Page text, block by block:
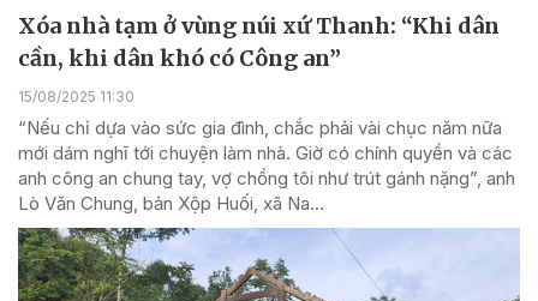
Xóa nhà tạm ở vùng núi xứ Thanh: “Khi dân
cần, khi dân khó có Công an”
15/08/2025 11:30
“Nếu chỉ dựa vào sức gia đình, chắc phải vài chục năm nữa
mới dám nghĩ tới chuyện làm nhà. Giờ có chính quyền và các
anh công an chung tay, vợ chồng tôi như trút gánh nặng”, anh
Lò Văn Chung, bản Xộp Huối, xã Na...